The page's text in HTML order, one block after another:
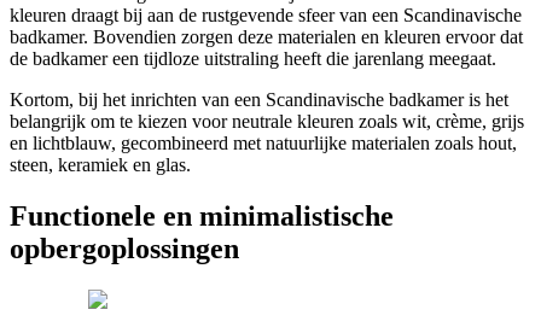
kleuren draagt bij aan de rustgevende sfeer van een Scandinavische
badkamer. Bovendien zorgen deze materialen en kleuren ervoor dat
de badkamer een tijdloze uitstraling heeft die jarenlang meegaat.
Kortom, bij het inrichten van een Scandinavische badkamer is het
belangrijk om te kiezen voor neutrale kleuren zoals wit, crème, grijs
en lichtblauw, gecombineerd met natuurlijke materialen zoals hout,
steen, keramiek en glas.
Functionele en minimalistische
opbergoplossingen